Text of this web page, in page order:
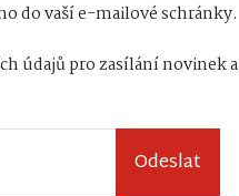
do vaší e-mailové schránky.
údajůpro zasílání novinek a
Odeslat